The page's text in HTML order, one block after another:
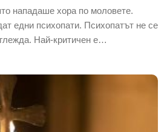
нападаше хора по моловете.
едни психопати. Психопатът не се
Най-критичен е…